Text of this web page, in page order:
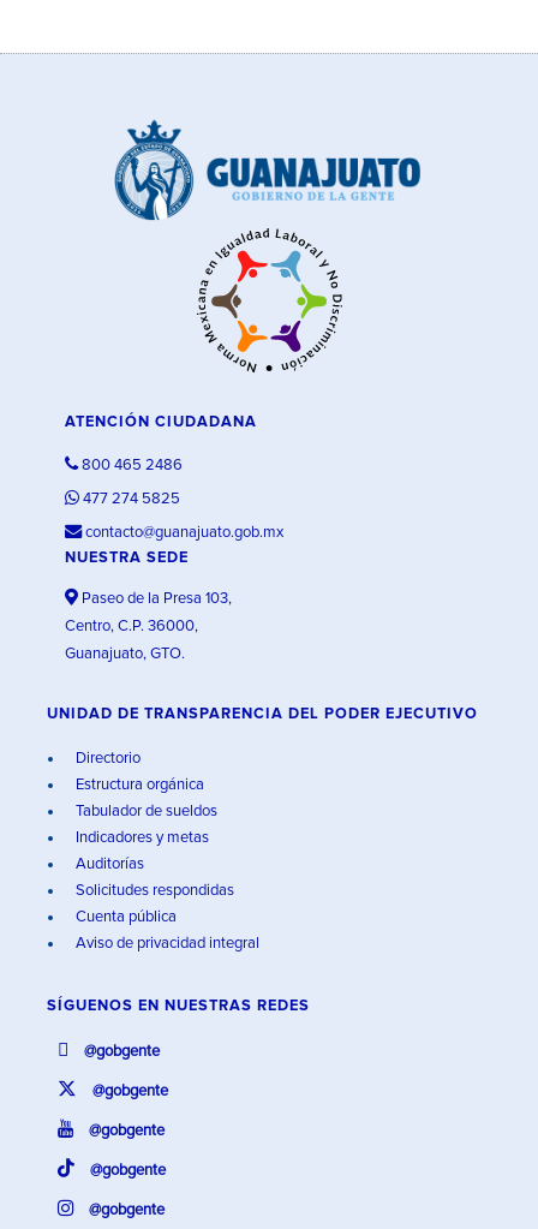
ATENCIÓN CIUDADANA
800 465 2486
477 274 5825
contacto@guanajuato.gob.mx
NUESTRA SEDE
Paseo de la Presa 103,
Centro, C.P. 36000,
Guanajuato, GTO.
UNIDAD DE TRANSPARENCIA DEL PODER EJECUTIVO
Directorio
Estructura orgánica
Tabulador de sueldos
Indicadores y metas
Auditorías
Solicitudes respondidas
Cuenta pública
Aviso de privacidad integral
SÍGUENOS EN NUESTRAS REDES
@gobgente
@gobgente
@gobgente
@gobgente
@gobgente